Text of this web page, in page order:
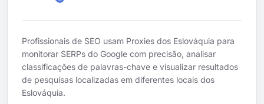
Profissionais de SEO usam Proxies dos Eslováquia para
monitorar SERPs do Google com precisão, analisar
classificações de palavras-chave e visualizar resultados
de pesquisas localizadas em diferentes locais dos
Eslováquia.